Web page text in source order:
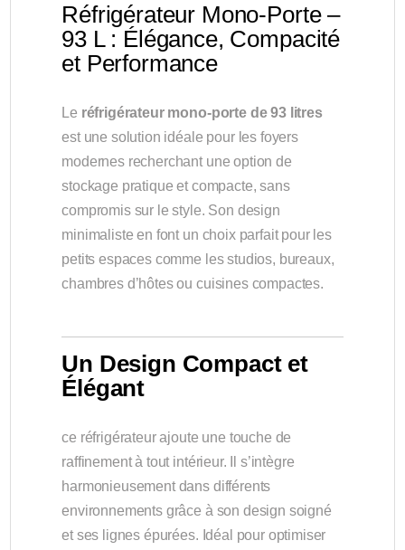
Réfrigérateur Mono-Porte –
93 L : Élégance, Compacité
et Performance
Le réfrigérateur mono-porte de 93 litres
est une solution idéale pour les foyers
modernes recherchant une option de
stockage pratique et compacte, sans
compromis sur le style. Son design
minimaliste en font un choix parfait pour les
petits espaces comme les studios, bureaux,
chambres d’hôtes ou cuisines compactes.
Un Design Compact et
Élégant
ce réfrigérateur ajoute une touche de
raffinement à tout intérieur. Il s’intègre
harmonieusement dans différents
environnements grâce à son design soigné
et ses lignes épurées. Idéal pour optimiser